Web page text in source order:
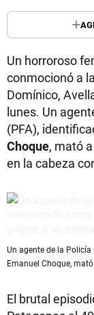
Un horroroso
conmocionó a
Domínico,
lunes. Un
(PFA),
Choque, mató
en la cabeza
Un agente de la
Emanuel Choque,
El brutal